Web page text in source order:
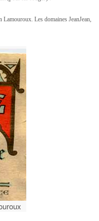
Les domaines JeanJean,